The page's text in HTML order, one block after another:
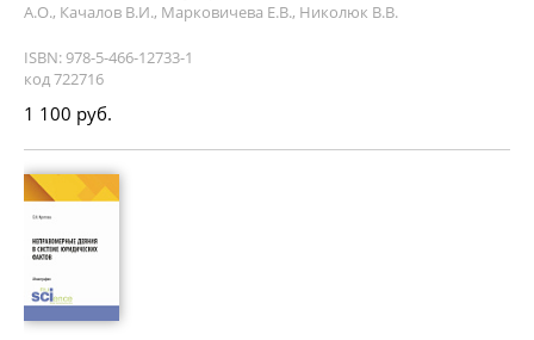
А.О., Качалов В.И., Марковичева Е.В., Николюк В.В.
ISBN: 978-5-466-12733-1
код 722716
1 100 руб.